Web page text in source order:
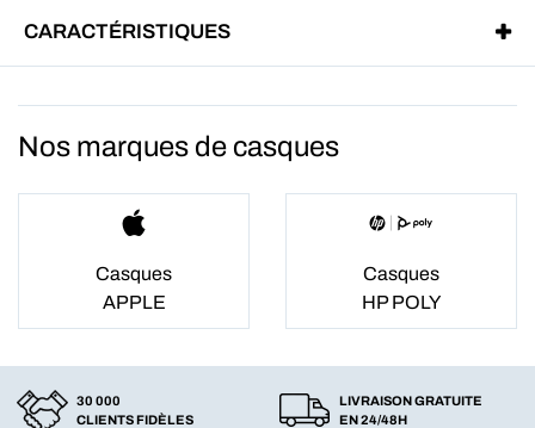
CARACTÉRISTIQUES
Nos marques de casques
Casques
APPLE
Casques
HP POLY
30 000
CLIENTS FIDÈLES
LIVRAISON GRATUITE
EN 24/48H